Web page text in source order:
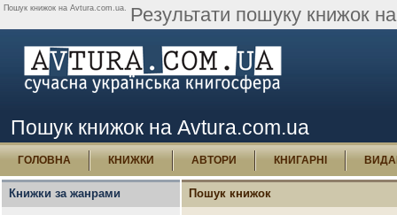
Пошук книжок на Avtura.com.ua. Результати пошуку книжок
Пошук книжок на Avtura.com.ua
ГОЛОВНА КНИЖКИ АВТОРИ КНИГАРНІ
Книжки за жанрами Пошук книжок